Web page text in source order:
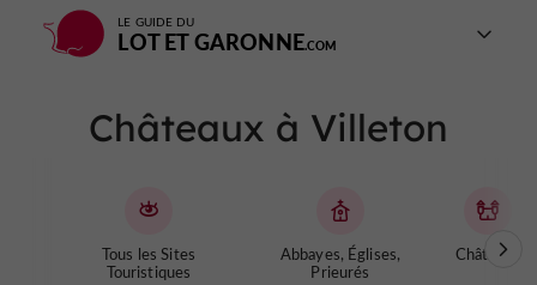
LE GUIDE DU
LOT ET GARONNE
Châteaux à Villeton
Tous les Sites
Touristiques
Abbayes, Églises,
Prieurés
Châteaux